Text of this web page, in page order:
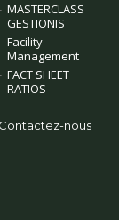
MASTERCLASS
GESTIONIS
Facility
Management
FACT SHEET
RATIOS
Contactez-nous